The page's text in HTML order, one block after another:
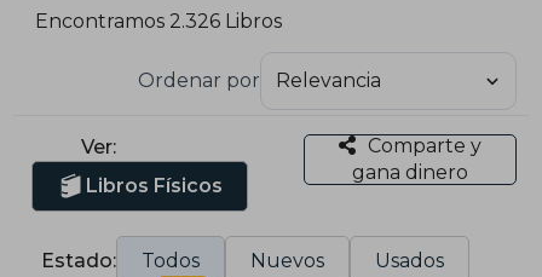
Encontramos 2.326 Libros
Ordenar por
Ver:
Libros Físicos
Comparte y
gana dinero
Estado: Todos Nuevos Usados